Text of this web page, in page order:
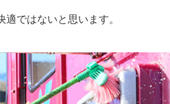
ではないと思います。